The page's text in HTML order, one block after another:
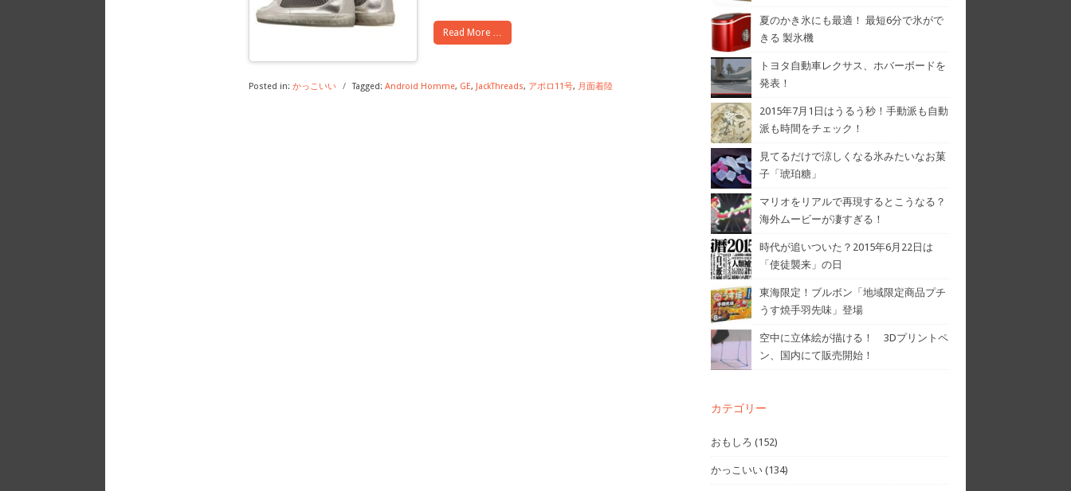
Read More …
Posted in: かっこいい / Tagged: Android Homme, GE, JackThreads, アポロ11号, 月面着陸
夏のかき氷にも最適！ 最短6分で氷がで
きる 製氷機
トヨタ自動車レクサス、ホバーボードを
発表！
2015年7月1日はうるう秒！手動派も自動
派も時間をチェック！
見てるだけで涼しくなる氷みたいなお菓
子「琥珀糖」
マリオをリアルで再現するとこうなる？
海外ムービーが凄すぎる！
時代が追いついた？2015年6月22日は
「使徒襲来」の日
東海限定！ブルボン「地域限定商品プチ
うす焼手羽先味」登場
空中に立体絵が描ける！ 3Dプリントペ
ン、国内にて販売開始！
カテゴリー
おもしろ (152)
かっこいい (134)